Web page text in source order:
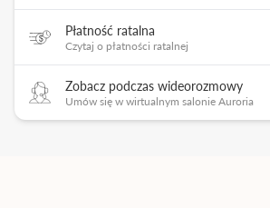
Płatność ratalna
Czytaj o płatności ratalnej
Zobacz podczas wideorozmowy
Umów się w wirtualnym salonie Auroria